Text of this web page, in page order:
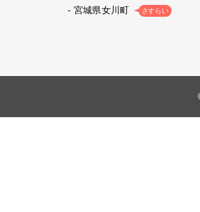
宮城県女川町 さすらい